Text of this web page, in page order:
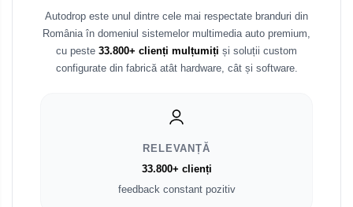
Subaru
Rame adaptoare Mitsubishi
Rame adaptoare Jeep
Autodrop este unul dintre cele mai respectate branduri din
România în domeniul sistemelor multimedia auto premium,
cu peste 33.800+ clienți mulțumiți și soluții custom
configurate din fabrică atât hardware, cât și software.
RELEVANȚĂ
33.800+ clienți
feedback constant pozitiv